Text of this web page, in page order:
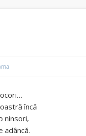
încă
ninsori,
adâncă.